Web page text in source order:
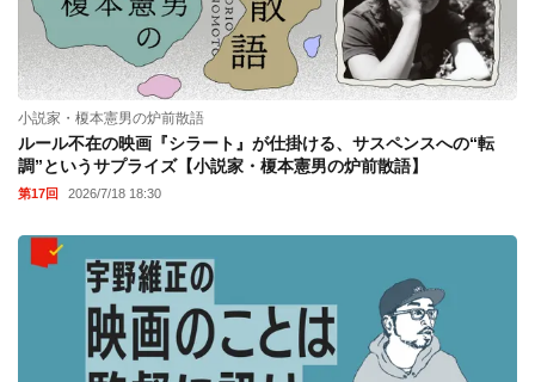
小説家・榎本憲男の炉前散語
ルール不在の映画『シラート』が仕掛ける、サスペンスへの“転
調”というサプライズ【小説家・榎本憲男の炉前散語】
第17回 2026/7/18 18:30